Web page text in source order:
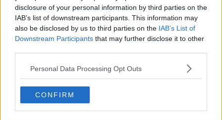
disclosure of your personal information by third parties on the
IAB’s list of downstream participants. This information may
also be disclosed by us to third parties on the IAB’s List of
Downstream Participants that may further disclose it to other
Personal Data Processing Opt Outs
CONFIRM